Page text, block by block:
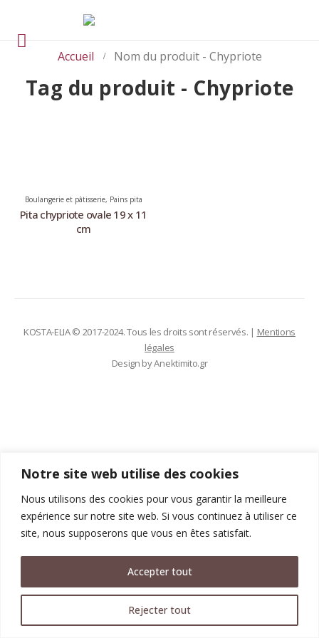
Notre site web utilise des cookies
Nous utilisons des cookies pour vous garantir la meilleure
expérience sur notre site web. Si vous continuez à utiliser ce
site, nous supposerons que vous en êtes satisfait.
Rejecter tout
Accepter tout
Accueil Nom du produit - Chypriote
Tag du produit - Chypriote
Boulangerie et pâtisserie, Pains pita
Pita chypriote ovale 19 x 11
cm
KOSTA-ELIA © 2017-2024. Tous les droits sont réservés. | Mentions
légales
Design byAnektimito.gr